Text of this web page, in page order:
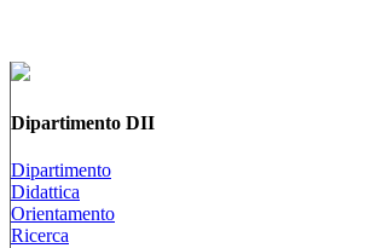
Dipartimento DII
Dipartimento
Didattica
Orientamento
Ricerca